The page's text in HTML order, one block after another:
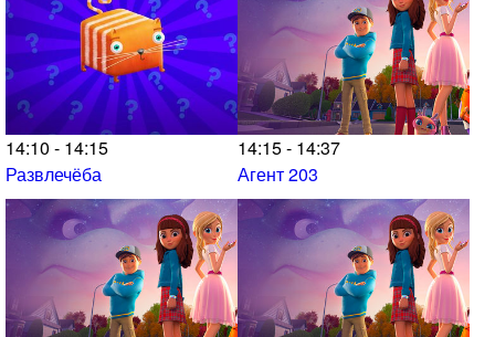
14:10 - 14:15
Развлечёба
14:15 - 14:37
Агент 203